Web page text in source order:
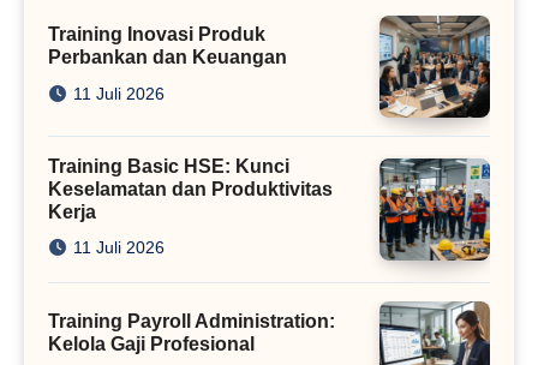
Training Inovasi Produk
Perbankan dan Keuangan
11 Juli 2026
Training Basic HSE: Kunci
Keselamatan dan Produktivitas
Kerja
11 Juli 2026
Training Payroll Administration:
Kelola Gaji Profesional